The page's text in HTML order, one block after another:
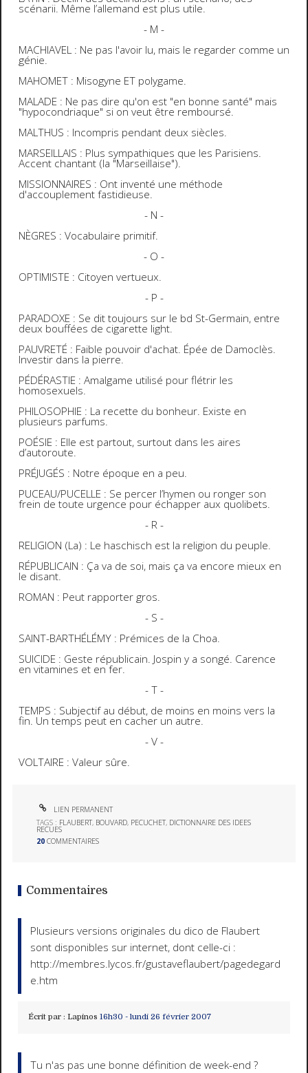
scénarii. Même l’allemand est plus utile.
- M -
MACHIAVEL : Ne pas l'avoir lu, mais le regarder comme un
génie.
MAHOMET : Misogyne ET polygame.
MALADE : Ne pas dire qu'on est "en bonne santé" mais
"hypocondriaque" si on veut être remboursé.
MALTHUS : Incompris pendant deux siècles.
MARSEILLAIS : Plus sympathiques que les Parisiens.
Accent chantant (la "Marseillaise").
MISSIONNAIRES : Ont inventé une méthode
d'accouplement fastidieuse.
- N -
NÈGRES : Vocabulaire primitif.
- O -
OPTIMISTE : Citoyen vertueux.
- P -
PARADOXE : Se dit toujours sur le bd St-Germain, entre
deux bouffées de cigarette light.
PAUVRETÉ : Faible pouvoir d'achat. Épée de Damoclès.
Investir dans la pierre.
PÉDÉRASTIE : Amalgame utilisé pour flétrir les
homosexuels.
PHILOSOPHIE : La recette du bonheur. Existe en
plusieurs parfums.
POÉSIE : Elle est partout, surtout dans les aires
d’autoroute.
PRÉJUGÉS : Notre époque en a peu.
PUCEAU/PUCELLE : Se percer l’hymen ou ronger son
frein de toute urgence pour échapper aux quolibets.
- R -
RELIGION (La) : Le haschisch est la religion du peuple.
RÉPUBLICAIN : Ça va de soi, mais ça va encore mieux en
le disant.
ROMAN : Peut rapporter gros.
- S -
SAINT-BARTHÉLÉMY : Prémices de la Choa.
SUICIDE : Geste républicain. Jospin y a songé. Carence
en vitamines et en fer.
- T -
TEMPS : Subjectif au début, de moins en moins vers la
fin. Un temps peut en cacher un autre.
- V -
VOLTAIRE : Valeur sûre.
LIEN PERMANENT
TAGS : FLAUBERT, BOUVARD, PECUCHET, DICTIONNAIRE DES IDEES
RECUES
20 COMMENTAIRES
Commentaires
Plusieurs versions originales du dico de Flaubert
sont disponibles sur internet, dont celle-ci :
http://membres.lycos.fr/gustaveflaubert/pagedegard
e.htm
Écrit par : Lapinos 16h30 - lundi 26 février 2007
Tu n'as pas une bonne définition de week-end ?